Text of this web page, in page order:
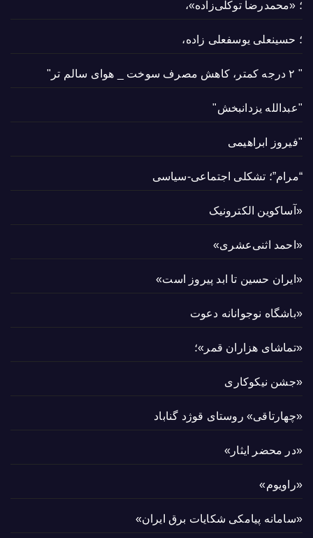
؛ «محمدرضا توکلی‌زاده»،
؛ حسینعلی یوسفعلی زاده،
" ۲ درجه کمتر، کاهش مصرف سوخت _ هوای سالم تر"
"عبدالله یزدانبخش"
"فیروز ابراهیمی
“مرام”؛ تشکلی اجتماعی-سیاسی
«آساکوین الکترونیک
«احمد اثنی‌عشری»
«ایران حسین تا ابد پیروز است»
«باشگاه نوجوانانه دعوت
«تماشای هزاران قمر»؛
«جشن نیکوکاری
«چهارتاقی» روستای قوژد گناباد
«در محضر ایثار»
«راویوم»
«سامانه پیامکی شکایات برق ایران»